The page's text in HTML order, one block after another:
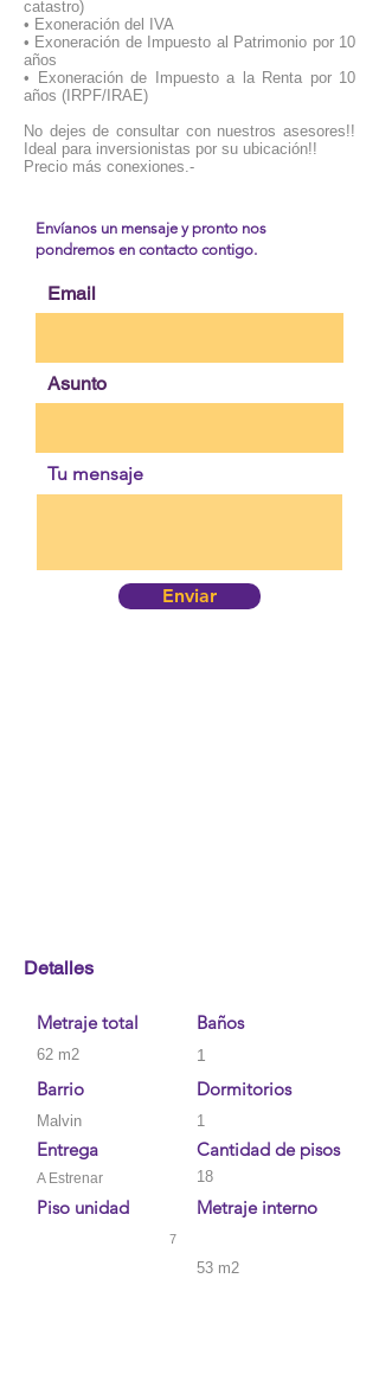
catastro)
• Exoneración del IVA
• Exoneración de Impuesto al Patrimonio por 10
años
• Exoneración de Impuesto a la Renta por 10
años (IRPF/IRAE)
No dejes de consultar con nuestros asesores!!
Ideal para inversionistas por su ubicación!!
Precio más conexiones.-
Envíanos un mensaje y pronto nos
pondremos en contacto contigo.
Email
Asunto
Tu mensaje
Enviar
Detalles
Metraje total Baños
62 m2 1
Dormitorios
Barrio
Malvin 1
Cantidad de pisos
Entrega
A Estrenar 18
Piso unidad Metraje interno
7
53 m2